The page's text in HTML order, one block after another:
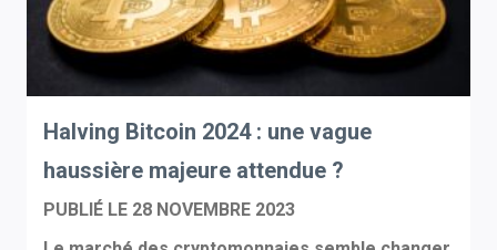
Halving Bitcoin 2024 : une vague
haussière majeure attendue ?
PUBLIÉ LE 28 NOVEMBRE 2023